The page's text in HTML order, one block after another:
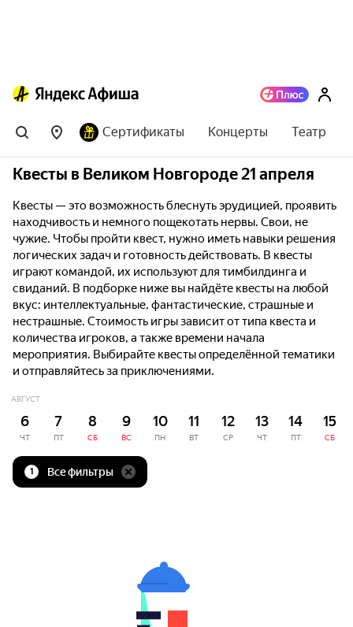
Сертификаты Концерты Театр
Квесты в Великом Новгороде 21 апреля
Квесты — это возможность блеснуть эрудицией, проявить
находчивость и немного пощекотать нервы. Свои, не
чужие. Чтобы пройти квест, нужно иметь навыки решения
логических задач и готовность действовать. В квесты
играют командой, их используют для тимбилдинга и
свиданий. В подборке ниже вы найдёте квесты на любой
вкус: интеллектуальные, фантастические, страшные и
нестрашные. Стоимость игры зависит от типа квеста и
количества игроков, а также времени начала
мероприятия. Выбирайте квесты определённой тематики
и отправляйтесь за приключениями.
АВГУСТ
6
ЧТ
7
ПТ
8
СБ
9
ВС
10
ПН
11
ВТ
12
СР
13
ЧТ
14
ПТ
15
СБ
1 Все фильтры